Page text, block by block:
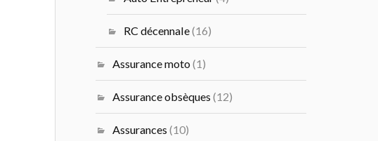
RC décennale(16)
Assurance moto(1)
Assurance obsèques (12)
Assurances (10)